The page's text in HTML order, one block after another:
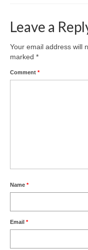
Leave a
Your email address will
marked *
Comment *
Name *
Email *